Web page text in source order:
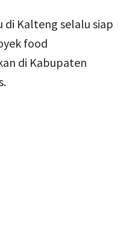
di Kalteng selalu siap
food
di Kabupaten